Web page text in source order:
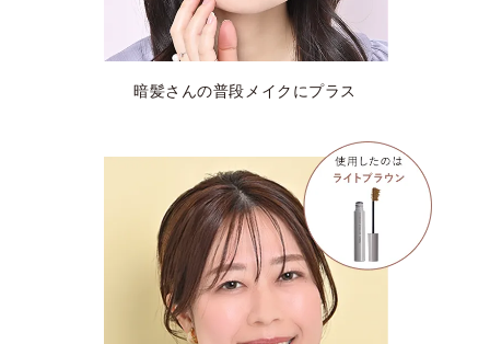
暗髪さんの普段メイクにプラス